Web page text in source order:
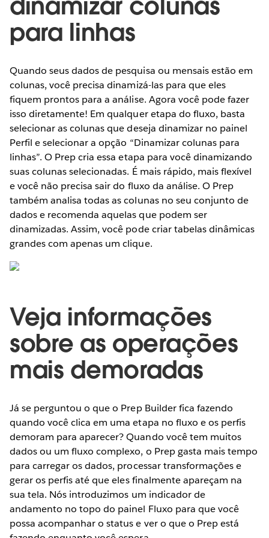
para linhas
Quando seus dados de pesquisa ou mensais estão em
colunas, você precisa dinamizá-las para que eles
fiquem prontos para a análise. Agora você pode fazer
isso diretamente! Em qualquer etapa do fluxo, basta
selecionar as colunas que deseja dinamizar no painel
Perfil e selecionar a opção “Dinamizar colunas para
linhas”. O Prep cria essa etapa para você dinamizando
suas colunas selecionadas. É mais rápido, mais flexível
e você não precisa sair do fluxo da análise. O Prep
também analisa todas as colunas no seu conjunto de
dados e recomenda aquelas que podem ser
dinamizadas. Assim, você pode criar tabelas dinâmicas
grandes com apenas um clique.
Veja informações
sobre as operações
mais demoradas
Já se perguntou o que o Prep Builder fica fazendo
quando você clica em uma etapa no fluxo e os perfis
demoram para aparecer? Quando você tem muitos
dados ou um fluxo complexo, o Prep gasta mais tempo
para carregar os dados, processar transformações e
gerar os perfis até que eles finalmente apareçam na
sua tela. Nós introduzimos um indicador de
andamento no topo do painel Fluxo para que você
possa acompanhar o status e ver o que o Prep está